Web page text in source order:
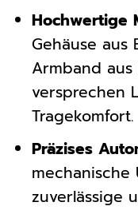
Hochwertige
Gehäuse aus
Armband
versprechen
Tragekomfort.
Präzises
zuverlässige